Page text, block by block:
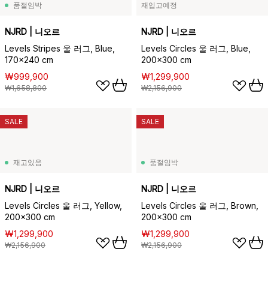
품절임박
NJRD | 니오르
Levels Stripes 울 러그, Blue,
170x240 cm
₩999,900
₩1,658,800
재입고예정
NJRD | 니오르
Levels Circles 울 러그, Blue,
200x300 cm
₩1,299,900
₩2,156,900
재고있음
NJRD | 니오르
Levels Circles 울 러그, Yellow,
200x300 cm
₩1,299,900
₩2,156,900
SALE
품절임박
NJRD | 니오르
Levels Circles 울 러그, Brown,
200x300 cm
₩1,299,900
₩2,156,900
SALE